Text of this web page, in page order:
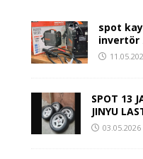
spot
invertör
SPOT 13
JINYU
03.05.2026